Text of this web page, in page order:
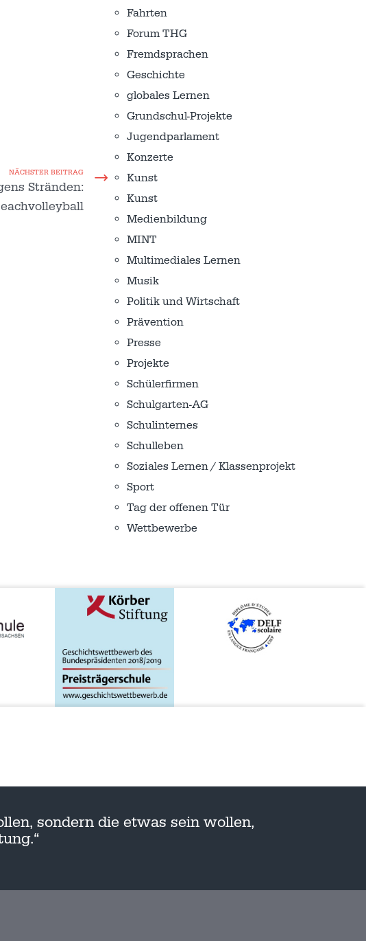
NÄCHSTER BEITRAG
Stränden:
Fahrten
Forum THG
Fremdsprachen
Geschichte
globales Lernen
Grundschul-Projekte
Jugendparlament
Konzerte
Kunst
Kunst
Medienbildung
MINT
Multimediales Lernen
Musik
Politik und Wirtschaft
Prävention
Presse
Projekte
Schülerfirmen
Schulgarten-AG
Schulinternes
Schulleben
Soziales Lernen / Klassenprojekt
Sport
Tag der offenen Tür
Wettbewerbe
sondern die etwas sein wollen,